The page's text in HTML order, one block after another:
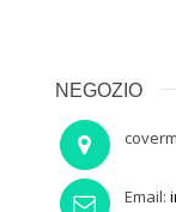
NEGOZIO
Email: